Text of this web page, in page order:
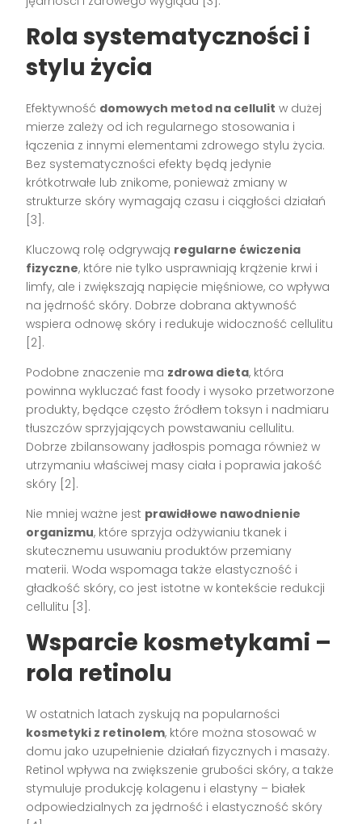
Rola systematyczności i
stylu życia
Efektywność domowych metod na cellulit w dużej
mierze zależy od ich regularnego stosowania i
łączenia z innymi elementami zdrowego stylu życia.
Bez systematyczności efekty będą jedynie
krótkotrwałe lub znikome, ponieważ zmiany w
strukturze skóry wymagają czasu i ciągłości działań
[3].
Kluczową rolę odgrywają regularne ćwiczenia
fizyczne, które nie tylko usprawniają krążenie krwi i
limfy, ale i zwiększają napięcie mięśniowe, co wpływa
na jędrność skóry. Dobrze dobrana aktywność
wspiera odnowę skóry i redukuje widoczność cellulitu
[2].
Podobne znaczenie ma zdrowa dieta, która
powinna wykluczać fast foody i wysoko przetworzone
produkty, będące często źródłem toksyn i nadmiaru
tłuszczów sprzyjających powstawaniu cellulitu.
Dobrze zbilansowany jadłospis pomaga również w
utrzymaniu właściwej masy ciała i poprawia jakość
skóry [2].
Nie mniej ważne jest prawidłowe nawodnienie
organizmu, które sprzyja odżywianiu tkanek i
skutecznemu usuwaniu produktów przemiany
materii. Woda wspomaga także elastyczność i
gładkość skóry, co jest istotne w kontekście redukcji
cellulitu [3].
Wsparcie kosmetykami –
rola retinolu
W ostatnich latach zyskują na popularności
kosmetyki z retinolem, które można stosować w
domu jako uzupełnienie działań fizycznych i masaży.
Retinol wpływa na zwiększenie grubości skóry, a także
stymuluje produkcję kolagenu i elastyny – białek
odpowiedzialnych za jędrność i elastyczność skóry